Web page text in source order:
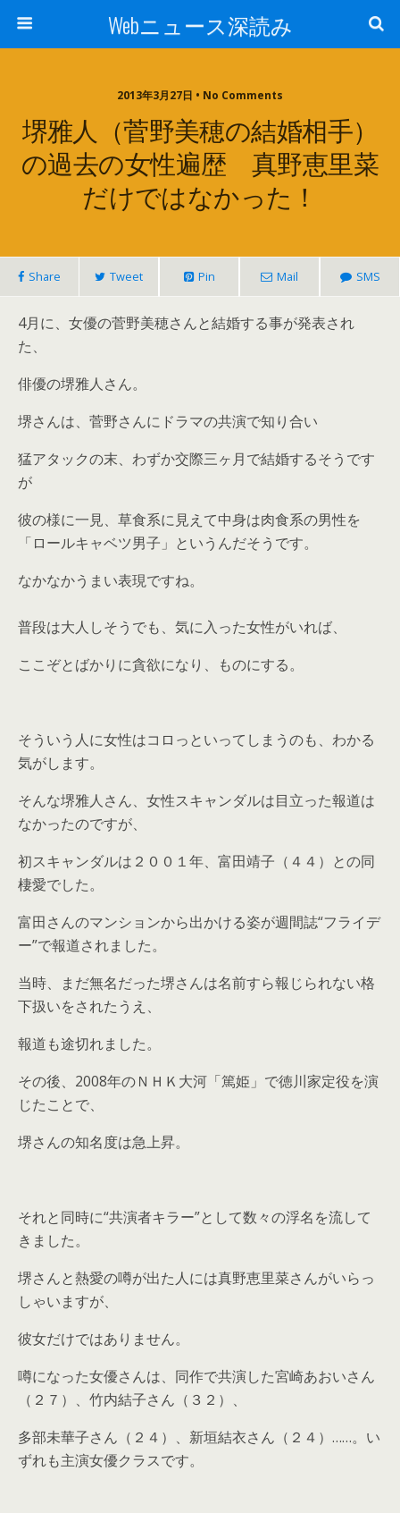
Webニュース深読み
2013年3月27日 • No Comments
堺雅人（菅野美穂の結婚相手）
の過去の女性遍歴 真野恵里菜
だけではなかった！
Share Tweet Pin Mail SMS
4月に、女優の菅野美穂さんと結婚する事が発表され
た、
俳優の堺雅人さん。
堺さんは、菅野さんにドラマの共演で知り合い
猛アタックの末、わずか交際三ヶ月で結婚するそうです
が
彼の様に一見、草食系に見えて中身は肉食系の男性を
「ロールキャベツ男子」というんだそうです。
なかなかうまい表現ですね。
普段は大人しそうでも、気に入った女性がいれば、
ここぞとばかりに貪欲になり、ものにする。
そういう人に女性はコロっといってしまうのも、わかる
気がします。
そんな堺雅人さん、女性スキャンダルは目立った報道は
なかったのですが、
初スキャンダルは２００１年、富田靖子（４４）との同
棲愛でした。
富田さんのマンションから出かける姿が週間誌“フライデ
ー”で報道されました。
当時、まだ無名だった堺さんは名前すら報じられない格
下扱いをされたうえ、
報道も途切れました。
その後、2008年のＮＨＫ大河「篤姫」で徳川家定役を演
じたことで、
堺さんの知名度は急上昇。
それと同時に“共演者キラー”として数々の浮名を流して
きました。
堺さんと熱愛の噂が出た人には真野恵里菜さんがいらっ
しゃいますが、
彼女だけではありません。
噂になった女優さんは、同作で共演した宮崎あおいさん
（２７）、竹内結子さん（３２）、
多部未華子さん（２４）、新垣結衣さん（２４）……。い
ずれも主演女優クラスです。